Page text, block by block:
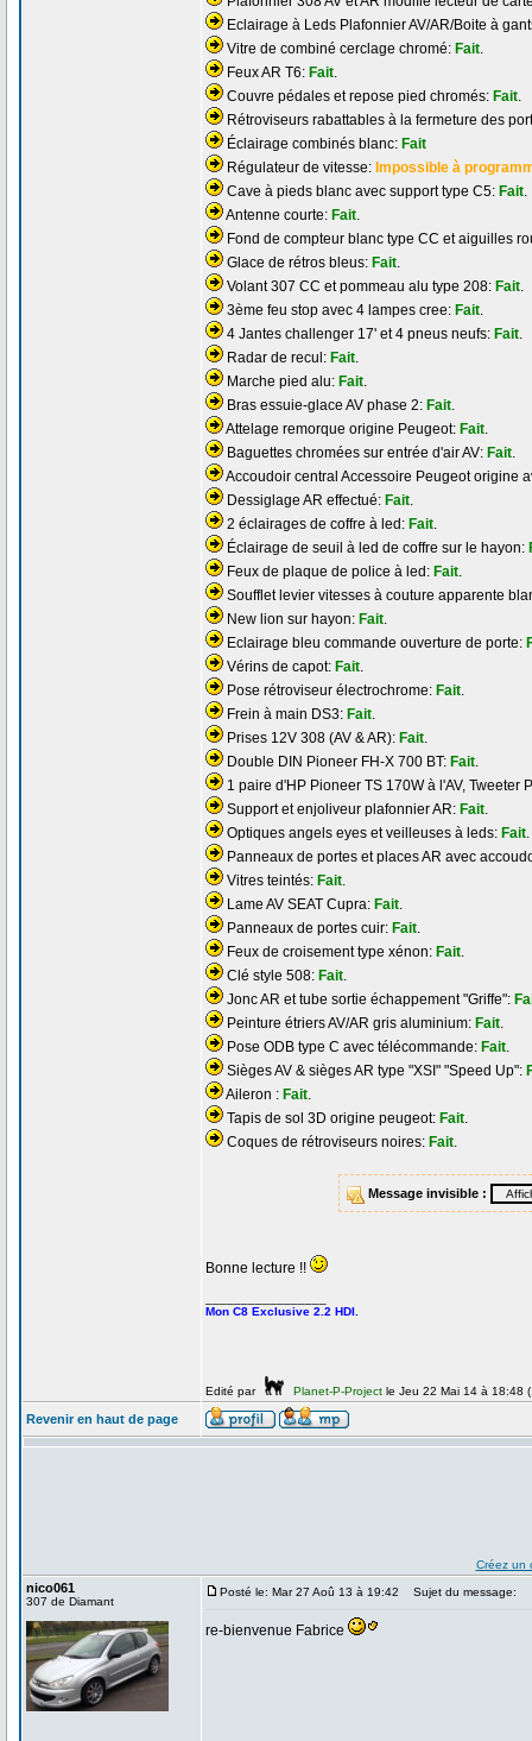
Eclairage à Leds Plafonnier AV/AR/Boite à
Vitre de combiné cerclage chromé: Fait.
Feux AR T6: Fait.
Couvre pédales et repose pied chromés: Fait.
Rétroviseurs rabattables à la fermeture des
Éclairage combinés blanc: Fait
Régulateur de vitesse: Impossible à
Cave à pieds blanc avec support type C5: Fait.
Antenne courte: Fait.
Fond de compteur blanc type CC et aiguilles
Glace de rétros bleus: Fait.
Volant 307 CC et pommeau alu type 208: Fait.
3ème feu stop avec 4 lampes cree: Fait.
4 Jantes challenger 17' et 4 pneus neufs: Fait.
Radar de recul: Fait.
Marche pied alu: Fait.
Bras essuie-glace AV phase 2: Fait.
Attelage remorque origine Peugeot: Fait.
Baguettes chromées sur entrée d'air AV: Fait.
Accoudoir central Accessoire Peugeot origine
Dessiglage AR effectué: Fait.
2 éclairages de coffre à led: Fait.
Éclairage de seuil à led de coffre sur le hayon:
Feux de plaque de police à led: Fait.
Soufflet levier vitesses à couture apparente
New lion sur hayon: Fait.
Eclairage bleu commande ouverture de porte:
Vérins de capot: Fait.
Pose rétroviseur électrochrome: Fait.
Frein à main DS3: Fait.
Prises 12V 308 (AV & AR): Fait.
Double DIN Pioneer FH-X 700 BT: Fait.
1 paire d'HP Pioneer TS 170W à l'AV,
Support et enjoliveur plafonnier AR: Fait.
Optiques angels eyes et veilleuses à leds: Fait.
Panneaux de portes et places AR avec
Vitres teintés: Fait.
Lame AV SEAT Cupra: Fait.
Panneaux de portes cuir: Fait.
Feux de croisement type xénon: Fait.
Clé style 508: Fait.
Jonc AR et tube sortie échappement "Griffe":
Peinture étriers AV/AR gris aluminium: Fait.
Pose ODB type C avec télécommande: Fait.
Sièges AV & sièges AR type "XSI" "Speed Up":
Aileron : Fait.
Tapis de sol 3D origine peugeot: Fait.
Coques de rétroviseurs noires: Fait.
Message invisible :
Bonne lecture !!
Mon C8 Exclusive 2.2 HDI.
Edité par Planet-P-Project le Jeu 22 Mai 14 à 18:48
Revenir en haut de page
Créez un
nico061
307 de Diamant
Posté le: Mar 27 Aoû 13 à 19:42 Sujet du message:
re-bienvenue Fabrice